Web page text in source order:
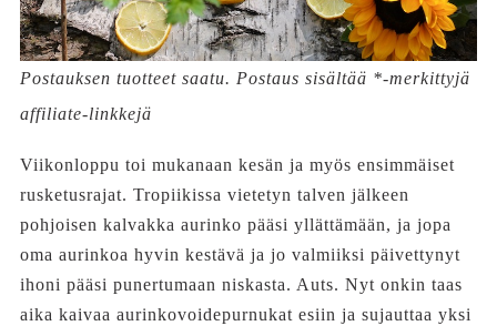
Postauksen tuotteet saatu. Postaus sisältää *-merkittyjä
affiliate-linkkejä
Viikonloppu toi mukanaan kesän ja myös ensimmäiset
rusketusrajat. Tropiikissa vietetyn talven jälkeen
pohjoisen kalvakka aurinko pääsi yllättämään, ja jopa
oma aurinkoa hyvin kestävä ja jo valmiiksi päivettynyt
ihoni pääsi punertumaan niskasta. Auts. Nyt onkin taas
aika kaivaa aurinkovoidepurnukat esiin ja sujauttaa yksi